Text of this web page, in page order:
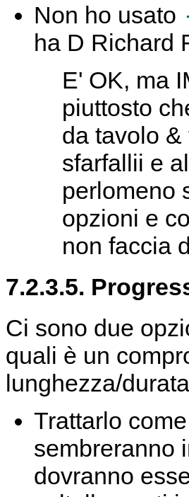
Non ho usato
ha D Richard
E' OK, ma
piuttosto
da tavolo
sfarfallii e
perlomeno
opzioni e
non faccia
7.2.3.5.
Ci sono due
quali è un
lunghezza/
Trattarlo
sembreranno
dovranno